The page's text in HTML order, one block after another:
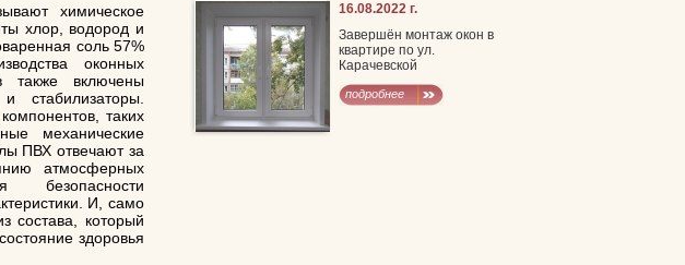
химическое
хлор, водород и
соль 57%
оконных
также включены
стабилизаторы.
таких
механические
ПВХ отвечают за
атмосферных
И, само
состава, который
здоровья
16.08.2022 г.
Завершён монтаж окон в
квартире по ул.
Карачевской
подробнее